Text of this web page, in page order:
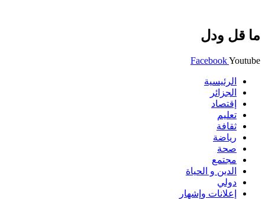
ما قل ودل
FacebookYoutube
الرئيسية
الجزائر
إقتصاد
تعليم
ثقافة
رياضة
صحة
مجتمع
الدين و الحياة
دولي
إعلانات وإشهار